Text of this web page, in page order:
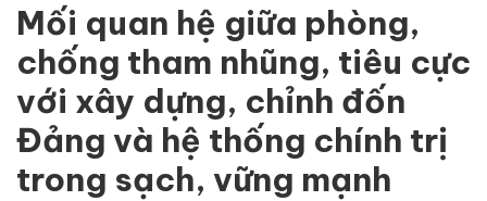
Mối quan hệ giữa phòng,
chống tham nhũng, tiêu cực
với xây dựng, chỉnh đốn
Đảng và hệ thống chính trị
trong sạch, vững mạnh